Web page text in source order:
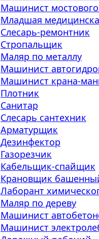
Машинист
Младшая
Слесарь-ремонтник
Стропальщик
Маляр по металлу
Машинист
Машинист крана-
Плотник
Санитар
Слесарь сантехник
Арматурщик
Дезинфектор
Газорезчик
Кабельщик-спайщик
Крановщик
Лаборант
Маляр по дереву
Машинист
Машинист